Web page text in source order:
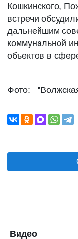
Кошкинского,
встречи
дальнейшим
коммунальной
объектов в
Фото:
Видео